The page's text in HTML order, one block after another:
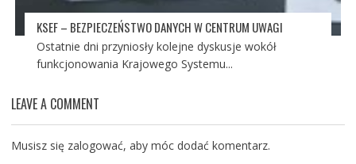
KSEF – BEZPIECZEŃSTWO DANYCH W CENTRUM UWAGI
Ostatnie dni przyniosły kolejne dyskusje wokół
funkcjonowania Krajowego Systemu...
LEAVE A COMMENT
Musisz się zalogować, aby móc dodać komentarz.